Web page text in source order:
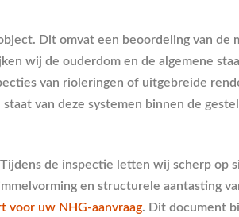
Dit omvat een beoordeling van de
wij de ouderdom en de algemene
van rioleringen of uitgebreide
van deze systemen binnen de
de inspectie letten wij scherp op
en structurele aantasting
voor uw NHG-aanvraag. Dit document